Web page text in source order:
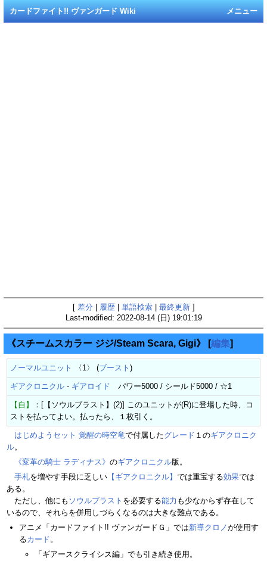
メニュー
カードファイト!! ヴァンガード Wiki
[ 差分 履歴| 単語検索| 最終更新]
Last-modified: 2022-08-14 (日) 19:01:19
《スチームスカラー ジジ/Steam Scara, Gigi》 [編集]
ノーマルユニット 〈1〉 (ブースト )
ギアクロニクル - ギアロイド パワー5000 / シールド5000 / ☆1
【自】
：[【ソウルブラスト】(2)] このユニットが(R)に登場した時、コ
ストを払ってよい。払ったら、１枚引く。
はじめようセット 覚醒の時空竜で付属したグレード １のギアクロニク
ル。
《変革の騎士 ラディナス》 のギアクロニクル版。
手札を増やす手段に乏しい 【ギアクロニクル】 では重宝する効果では
ある。
ただし、他にも ソウルブラスト を必要する能力 も少なからず存在して
いるので、それらを併用しづらくなるのは大きな難点である。
アニメ「カードファイト!! ヴァンガードＧ」では新導クロノが使用す
るカード。
「ギアースクライシス編」でも引き続き使用。